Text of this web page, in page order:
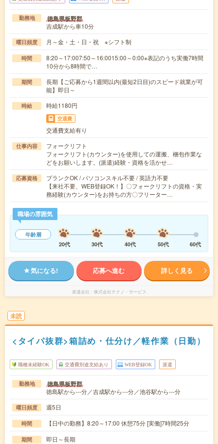
勤務地 徳島県板野郡
吉成駅から車10分
曜日頻度 月～金・土・日・祝 ※シフト制
時間
8:20～17:007:50～16:0015:00～0:00※表記のうち実働7時間
10分から8時間で…
期間
長期【ご応募から1週間以内(最短2日目)のスピード就業が可
能】即日～
時給 時給1180円
交通費
交通費支給有り
仕事内容
フォークリフト
フォークリフト(カウンター)を使用しての運搬、梱包作業な
どをお願いします。(派遣)経験・資格を活かせ…
応募資格
ブランクOK / パソコンスキル不要 / 英語力不要
【来社不要、WEB登録OK！】〇フォークリフトの資格・実
務経験(カウンター)をお持ちの方〇フリーター…
職場の雰囲気
年齢層
20代
30代 40代 50代 60代
気になる! 応募へ進む 詳しく見る
派遣会社 株式会社テクノ・サービス
未読
<タイパ抜群>箱詰め・仕分け／軽作業（日勤）
職種未経験OK 交通費別途支給あり WEB登録OK 派遣
勤務地 徳島県板野郡
徳島駅から---分／吉成駅から---分／池谷駅から---分
曜日頻度 週5日
時間 【日中の勤務】8:20～17:00 休憩75分 [実働]7時間25分
期間 即日～長期